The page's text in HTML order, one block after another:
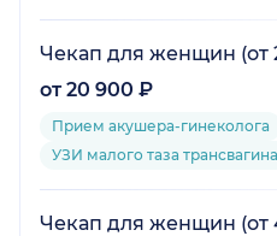
Чекап для женщин (от
от 20 900 ₽
Прием акушера-гинеколога
УЗИ малого таза
Чекап для женщин (от